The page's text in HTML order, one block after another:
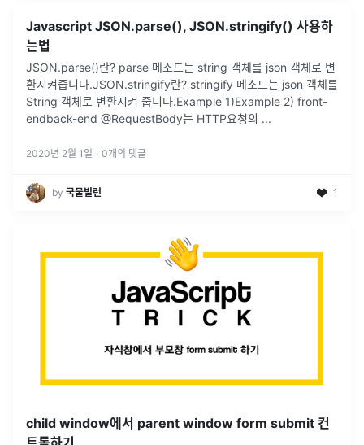
Javascript JSON.parse(), JSON.stringify() 사용하
는법
JSON.parse()란? parse 메소드는 string 객체를 json 객체로 변
환시켜줍니다. ​ JSON.stringify란? stringify 메소드는 json 객체를
String 객체로 변환시켜 줍니다. ​ Example 1) ​ Example 2) front-
end ​ ​ back-end @RequestBody는 HTTP요청의 ...
2020년 2월 1일 · 0개의 댓글
by 국물빌런 1
child window에서 parent window form submit 컨